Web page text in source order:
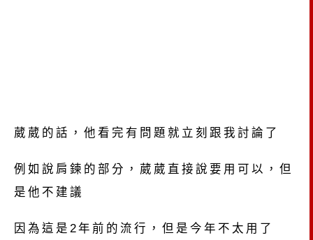
葳葳的話，他看完有問題就立刻跟我討論了
例如說肩鍊的部分，葳葳直接說要用可以，但
是他不建議
因為這是2年前的流行，但是今年不太用了